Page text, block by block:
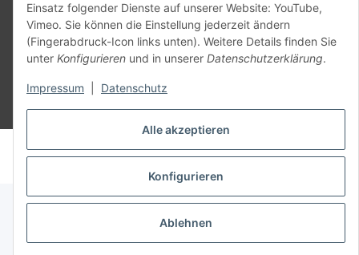
Alle akzeptieren
Konfigurieren
Ablehnen
Einsatz folgender Dienste auf unserer Website: YouTube,
Vimeo. Sie können die Einstellung jederzeit ändern
(Fingerabdruck-Icon links unten). Weitere Details finden Sie
unter Konfigurieren und in unserer Datenschutzerklärung.
Impressum Datenschutz
Vertrag widerrufen
* Alle Preise inkl. gesetzlicher USt., zzgl.Versand
© voltmaster.de